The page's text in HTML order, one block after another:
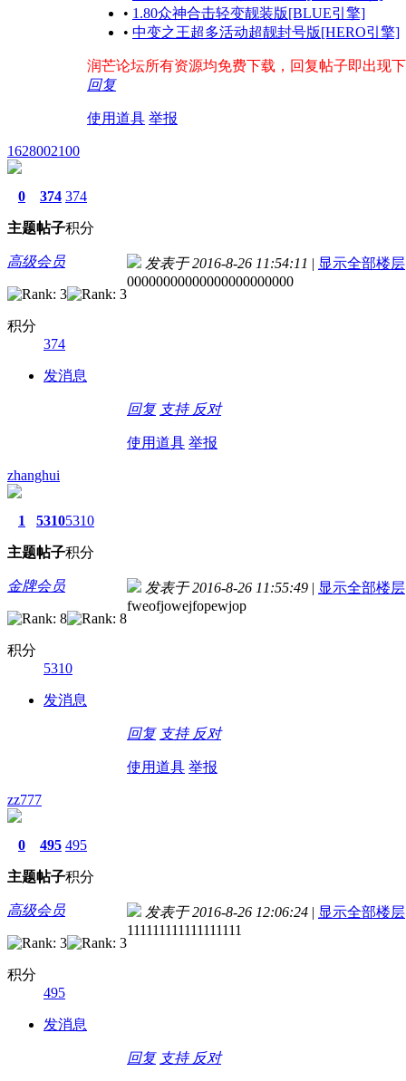
• 1.80众神合击轻变靓装版[BLUE引擎]
• 中变之王超多活动超靓封号版[HERO引擎]
润芒论坛所有资源均免费下载，回复帖子即出现
回复
使用道具 举报
1628002100
0
主题
374
帖子
374
积分
高级会员
积分
374
发消息
发表于 2016-8-26 11:54:11 | 显示全部楼层
00000000000000000000000
回复 支持 反对
使用道具 举报
zhanghui
1
主题
5310
帖子
5310
积分
金牌会员
积分
5310
发消息
发表于 2016-8-26 11:55:49 | 显示全部楼层
fweofjowejfopewjop
回复 支持 反对
使用道具 举报
zz777
0
主题
495
帖子
495
积分
高级会员
积分
495
发消息
发表于 2016-8-26 12:06:24 | 显示全部楼层
111111111111111111
回复 支持 反对